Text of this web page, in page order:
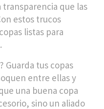
transparencia que las
estos trucos
listas para
Guarda tus copas
entre ellas y
una buena copa
sino un aliado